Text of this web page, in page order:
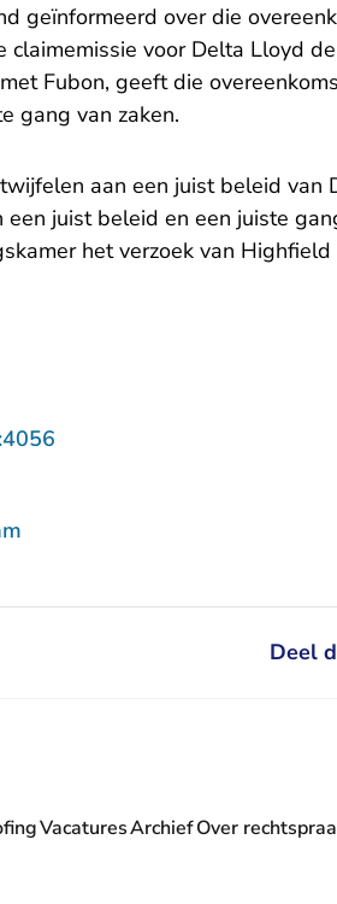
geïnformeerd over die
claimemissie voor Delta Lloyd
Fubon, geeft die
gang van zaken.
aan een juist beleid van
een juist beleid en een juiste
het verzoek van
Deel
U verlaat Rechtspraak.nl
Vacatures
- U verlaat Rechtspraak.nl
ArchiefOver